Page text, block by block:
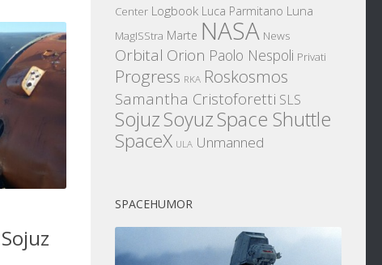
Center Logbook Luca Parmitano Luna
MagISStra Marte NASA News
Orbital Orion Paolo Nespoli Privati
Progress RKA Roskosmos
Samantha Cristoforetti SLS
SojuzSoyuzSpace Shuttle
SpaceX ULA Unmanned
SPACEHUMOR